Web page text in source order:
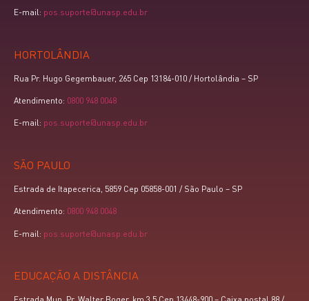
E-mail: pos.suporte@unasp.edu.br
HORTOLÂNDIA
Rua Pr. Hugo Gegembauer, 265 Cep 13184-010 / Hortolândia – SP
Atendimento: 0800 948 0048
E-mail: pos.suporte@unasp.edu.br
SÃO PAULO
Estrada de Itapecerica, 5859 Cep 05858-001 / São Paulo – SP
Atendimento: 0800 948 0048
E-mail: pos.suporte@unasp.edu.br
EDUCAÇÃO A DISTÂNCIA